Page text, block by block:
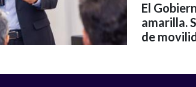
El
amarilla.
de